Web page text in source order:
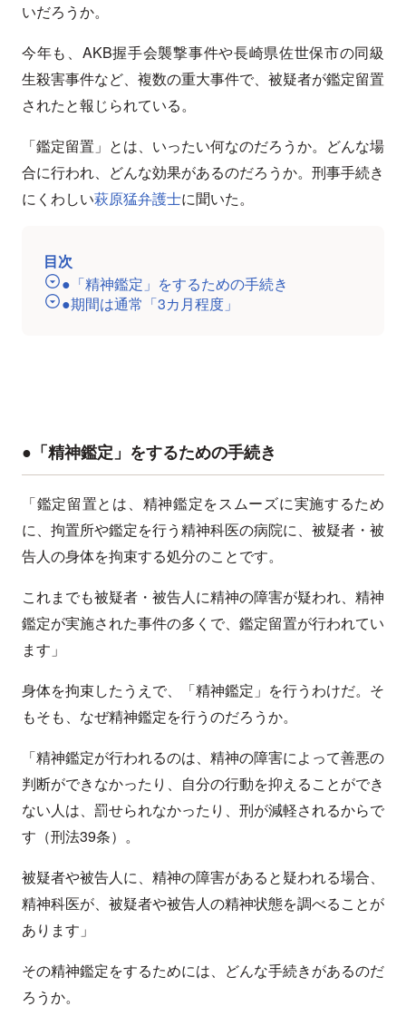
いだろうか。
今年も、AKB握手会襲撃事件や長崎県佐世保市の同級
生殺害事件など、複数の重大事件で、被疑者が鑑定留置
されたと報じられている。
「鑑定留置」とは、いったい何なのだろうか。どんな場
合に行われ、どんな効果があるのだろうか。刑事手続き
にくわしい萩原猛弁護士に聞いた。
目次
●「精神鑑定」をするための手続き
●期間は通常「3カ月程度」
●「精神鑑定」をするための手続き
「鑑定留置とは、精神鑑定をスムーズに実施するため
に、拘置所や鑑定を行う精神科医の病院に、被疑者・被
告人の身体を拘束する処分のことです。
これまでも被疑者・被告人に精神の障害が疑われ、精神
鑑定が実施された事件の多くで、鑑定留置が行われてい
ます」
身体を拘束したうえで、「精神鑑定」を行うわけだ。そ
もそも、なぜ精神鑑定を行うのだろうか。
「精神鑑定が行われるのは、精神の障害によって善悪の
判断ができなかったり、自分の行動を抑えることができ
ない人は、罰せられなかったり、刑が減軽されるからで
す（刑法39条）。
被疑者や被告人に、精神の障害があると疑われる場合、
精神科医が、被疑者や被告人の精神状態を調べることが
あります」
その精神鑑定をするためには、どんな手続きがあるのだ
ろうか。